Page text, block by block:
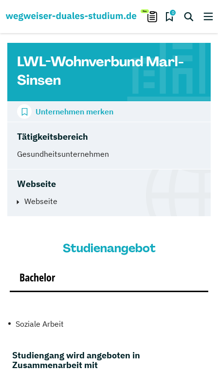
0
LWL-Wohnverbund Marl-
Sinsen
Tätigkeitsbereich
Gesundheitsunternehmen
Webseite
Webseite
Unternehmen merken
Studienangebot
Bachelor
Soziale Arbeit
Studiengang wird angeboten in
Zusammenarbeit mit